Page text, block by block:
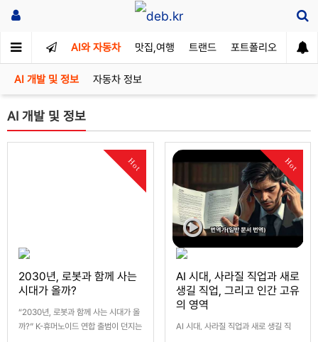
AI와 자동차 맛집,여행 트랜드 포트폴리오
AI 개발 및 정보 자동차 정보
AI 개발 및 정보
Hot
2030년, 로봇과 함께 사는
시대가 올까?
“2030년, 로봇과 함께 사는 시대가 올
까?” K-휴머노이드 연합 출범이 던지는
Hot
AI 시대, 사라질 직업과 새로
생길 직업, 그리고 인간 고유
의 영역
AI 시대, 사라질 직업과 새로 생길 직